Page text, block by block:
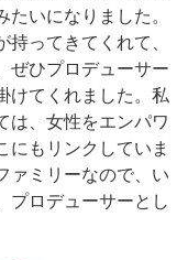
いになりました。
ってきてくれて、
ぜひプロデューサー
けてくれました。私
は、女性をエンパワ
にもリンクしていま
ァミリーなので、い
プロデューサーとし